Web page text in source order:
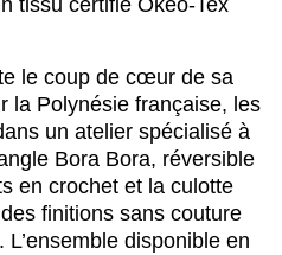
tissu certifié Okeo-Tex
le coup de cœur de sa
la Polynésie française, les
un atelier spécialisé à
Bora Bora, réversible
en crochet et la culotte
finitions sans couture
disponible en